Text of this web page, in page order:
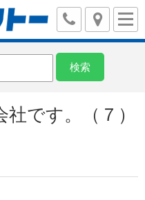
です。（７）